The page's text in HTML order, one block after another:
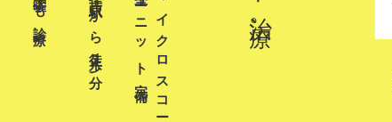
土曜も診療 住吉駅から徒歩 全ユニット完備